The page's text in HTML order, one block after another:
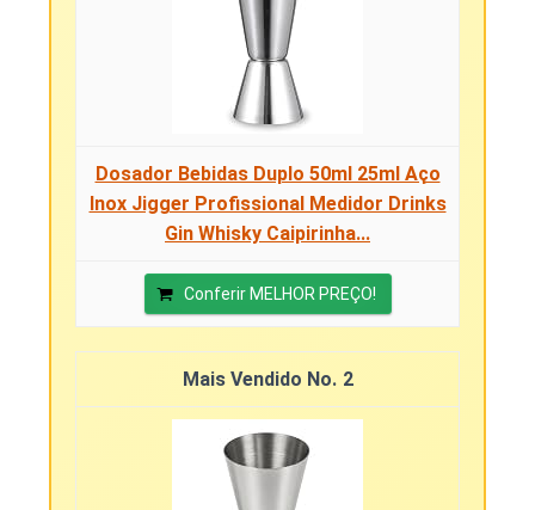
Dosador Bebidas Duplo 50ml 25ml Aço
Inox Jigger Profissional Medidor Drinks
Gin Whisky Caipirinha...
Conferir MELHOR PREÇO!
2